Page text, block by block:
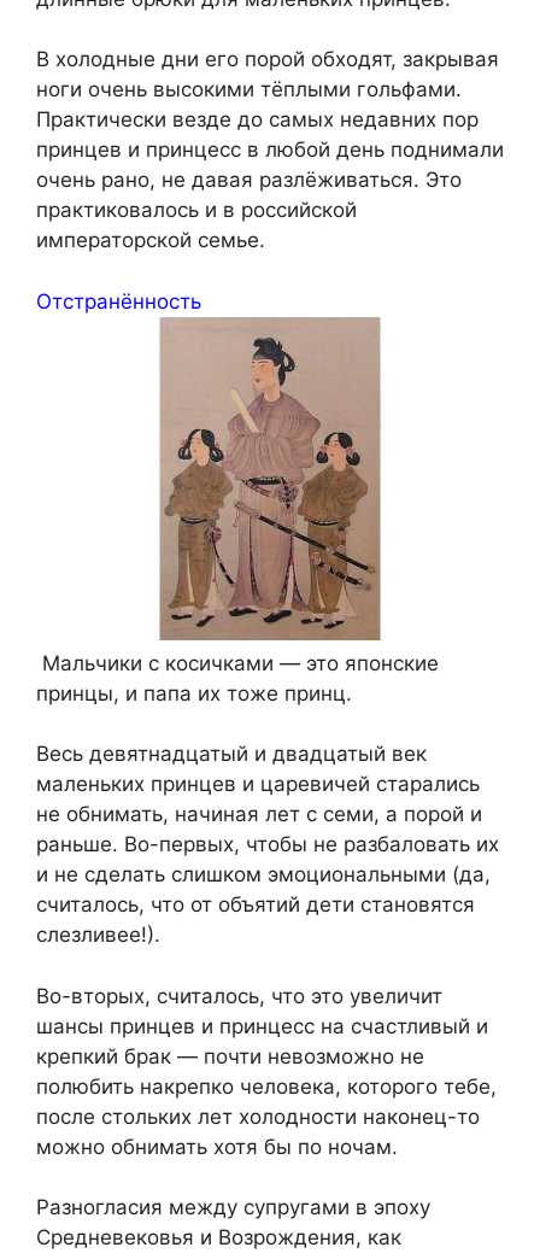
В холодные дни его порой обходят, закрывая
ноги очень высокими тёплыми гольфами.
Практически везде до самых недавних пор
принцев и принцесс в любой день поднимали
очень рано, не давая разлёживаться. Это
практиковалось и в российской
императорской семье.
Отстранённость
Мальчики с косичками — это японские
принцы, и папа их тоже принц.
Весь девятнадцатый и двадцатый век
маленьких принцев и царевичей старались
не обнимать, начиная лет с семи, а порой и
раньше. Во-первых, чтобы не разбаловать их
и не сделать слишком эмоциональными (да,
считалось, что от объятий дети становятся
слезливее!).
Во-вторых, считалось, что это увеличит
шансы принцев и принцесс на счастливый и
крепкий брак — почти невозможно не
полюбить накрепко человека, которого тебе,
после стольких лет холодности наконец-то
можно обнимать хотя бы по ночам.
Разногласия между супругами в эпоху
Средневековья и Возрождения, как